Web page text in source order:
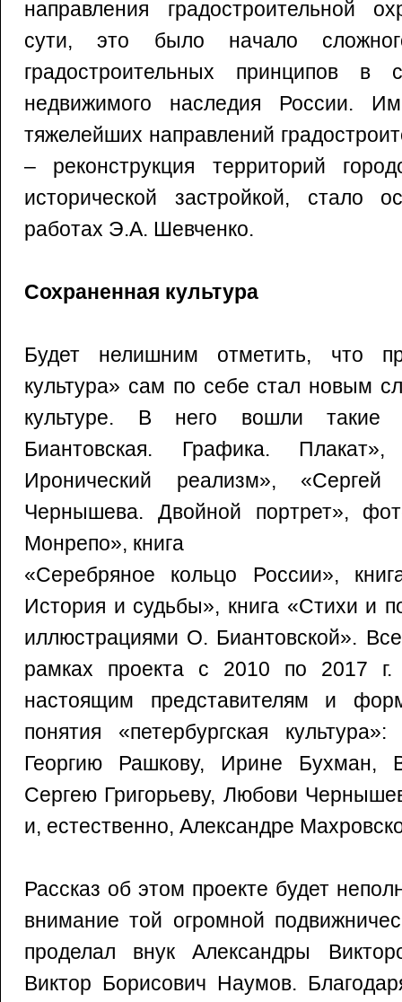
направления градостроительной
сути, это было начало
градостроительных принципов в
недвижимого наследия России.
тяжелейших направлений
– реконструкция территорий
исторической застройкой, стало
работах Э.А. Шевченко.
Сохраненная культура
Будет нелишним отметить, что
культура» сам по себе стал новым
культуре. В него вошли такие
Биантовская. Графика.
Иронический реализм», «Сергей
Чернышева. Двойной портрет»,
Монрепо», книга
«Серебряное кольцо России»,
История и судьбы», книга «Стихи и
иллюстрациями О. Биантовской».
рамках проекта с 2010 по 2017
настоящим представителям и
понятия «петербургская
Георгию Рашкову, Ирине Бухман,
Сергею Григорьеву, Любови
и, естественно, Александре
Рассказ об этом проекте будет
внимание той огромной
проделал внук Александры
Виктор Борисович Наумов.